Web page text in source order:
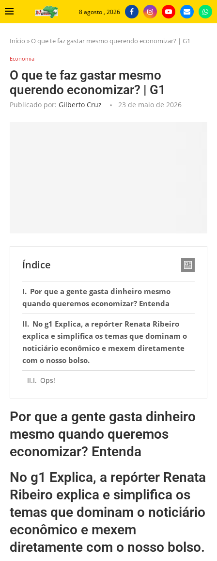
8 agosto , 2026
Início » O que te faz gastar mesmo querendo economizar? | G1
Economia
O que te faz gastar mesmo
querendo economizar? | G1
Publicado por: Gilberto Cruz 23 de maio de 2026
Índice
Por que a gente gasta dinheiro mesmo
quando queremos economizar? Entenda
No g1 Explica, a repórter Renata Ribeiro
explica e simplifica os temas que dominam o
noticiário econômico e mexem diretamente
com o nosso bolso.
Ops!
Por que a gente gasta dinheiro
mesmo quando queremos
economizar? Entenda
No g1 Explica, a repórter Renata
Ribeiro explica e simplifica os
temas que dominam o noticiário
econômico e mexem
diretamente com o nosso bolso.